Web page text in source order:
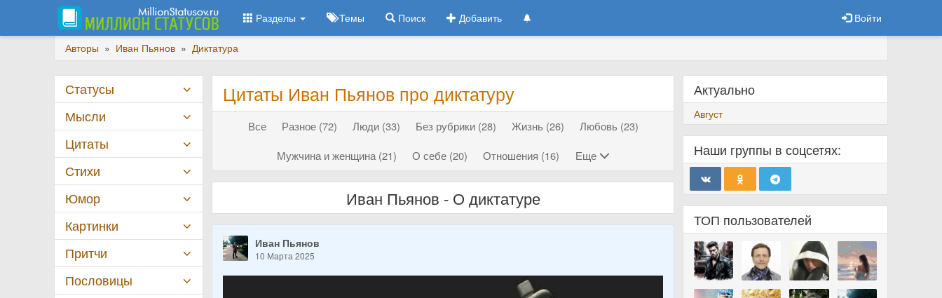
Разделы Темы Поиск Добавить Войти
Авторы » Иван Пьянов » Диктатура
Цитаты Иван Пьянов про диктатуру
Все Разное (72) Люди (33) Без рубрики (28) Жизнь (26)
Любовь (23)
Мужчина и женщина (21)
О себе (20) Отношения (16) Еще
Иван Пьянов - О диктатуре
Иван Пьянов
10 Марта 2025
Актуально
Август
Наши группы в соцсетях:
ТОП пользователей
Статусы
Мысли
Цитаты
Стихи
Юмор
Картинки
Притчи
Пословицы